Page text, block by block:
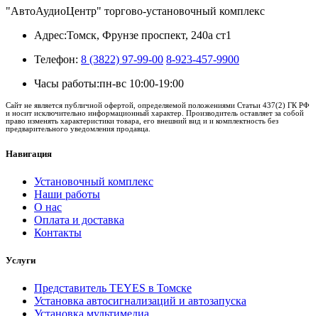
"АвтоАудиоЦентр" торгово-установочный комплекс
Адрес:Томск, Фрунзе проспект, 240а ст1
Телефон: 8 (3822) 97-99-00 8-923-457-9900
Часы работы:пн-вс 10:00-19:00
Сайт не является публичной офертой, определяемой положениями Статьи 437(2) ГК РФ
и носит исключительно информационный характер. Производитель оставляет за собой
право изменять характеристики товара, его внешний вид и и комплектность без
предварительного уведомления продавца.
Навигация
Установочный комплекс
Наши работы
О нас
Оплата и доставка
Контакты
Услуги
Представитель TEYES в Томске
Установка автосигнализаций и автозапуска